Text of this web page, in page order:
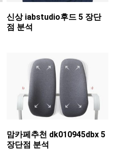
신상 ​iabstudio후드 5 장단
점 분석
맘카페추천 ​dk010945dbx 5
장단점 분석